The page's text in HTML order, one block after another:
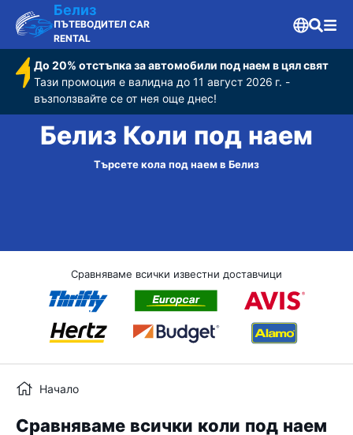
Белиз
ПЪТЕВОДИТЕЛ CAR
RENTAL
До 20% отстъпка за автомобили под наем в цял свят
Тази промоция е валидна до 11 август 2026 г. -
възползвайте се от нея още днес!
Белиз Коли под наем
Търсете кола под наем в Белиз
Сравняваме всички известни доставчици
Начало
Сравняваме всички коли под наем